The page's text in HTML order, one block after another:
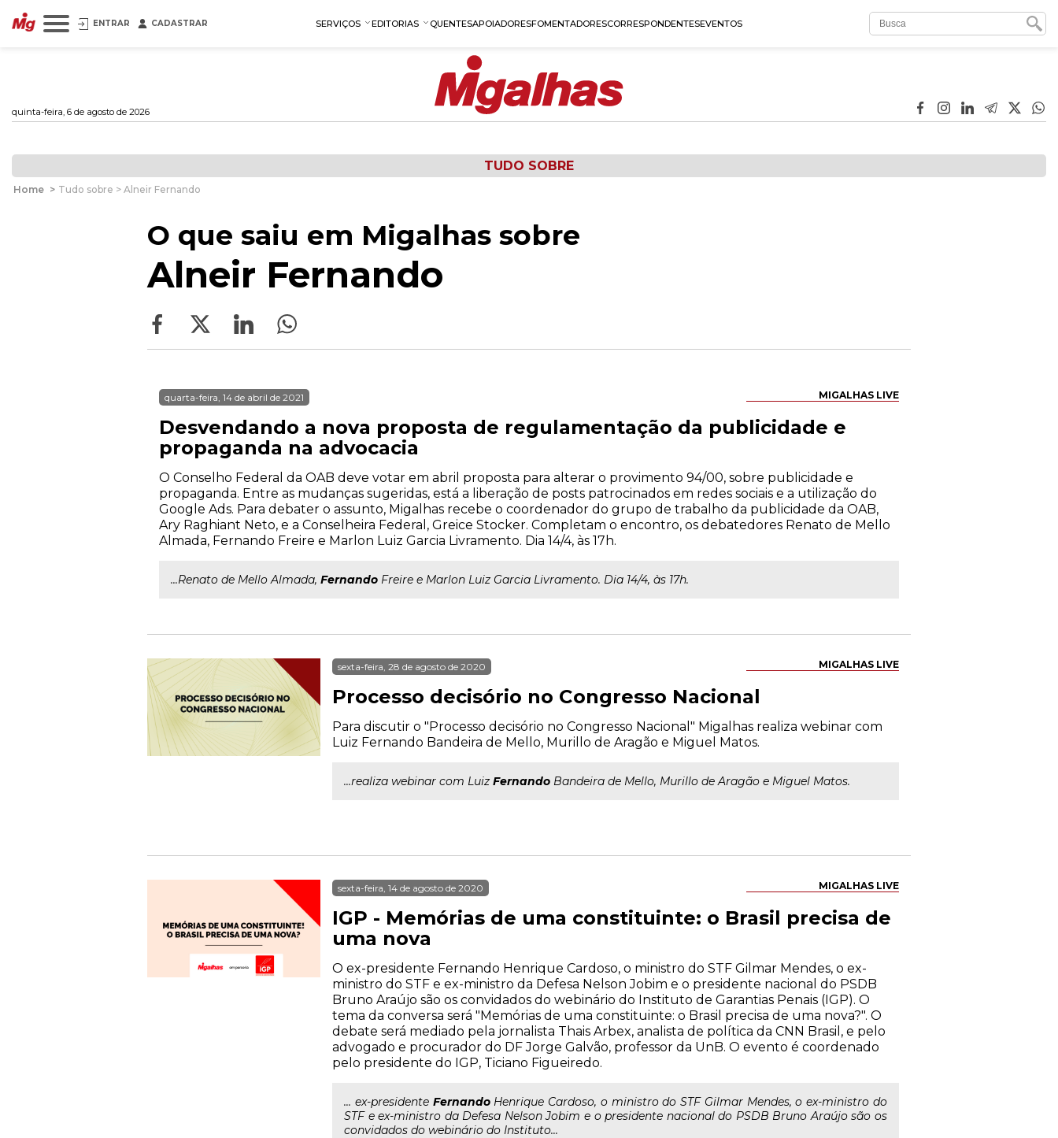
ENTRAR CADASTRAR SERVIÇOS EDITORIAS QUENTESAPOIADORESFOMENTADORESCORRESPONDENTESEVENTOS
quinta-feira, 6 de agosto de 2026
TUDO SOBRE
Home > Tudo sobre > Alneir Fernando
O que saiu em Migalhas sobre
Alneir Fernando
MIGALHAS LIVE
quarta-feira, 14 de abril de 2021
Desvendando a nova proposta de regulamentação da publicidade e
propaganda na advocacia
O Conselho Federal da OAB deve votar em abril proposta para alterar o provimento 94/00, sobre publicidade e
propaganda. Entre as mudanças sugeridas, está a liberação de posts patrocinados em redes sociais e a utilização do
Google Ads. Para debater o assunto, Migalhas recebe o coordenador do grupo de trabalho da publicidade da OAB,
Ary Raghiant Neto, e a Conselheira Federal, Greice Stocker. Completam o encontro, os debatedores Renato de Mello
Almada, Fernando Freire e Marlon Luiz Garcia Livramento. Dia 14/4, às 17h.
...Renato de Mello Almada, Fernando Freire e Marlon Luiz Garcia Livramento. Dia 14/4, às 17h.
MIGALHAS LIVE
sexta-feira, 28 de agosto de 2020
Processo decisório no Congresso Nacional
Para discutir o "Processo decisório no Congresso Nacional" Migalhas realiza webinar com
Luiz Fernando Bandeira de Mello, Murillo de Aragão e Miguel Matos.
...realiza webinar com LuizFernando Bandeira de Mello, Murillo de Aragão e Miguel Matos.
MIGALHAS LIVE
sexta-feira, 14 de agosto de 2020
IGP - Memórias de uma constituinte: o Brasil precisa de
uma nova
O ex-presidente Fernando Henrique Cardoso, o ministro do STF Gilmar Mendes, o ex-
ministro do STF e ex-ministro da Defesa Nelson Jobim e o presidente nacional do PSDB
Bruno Araújo são os convidados do webinário do Instituto de Garantias Penais (IGP). O
tema da conversa será "Memórias de uma constituinte: o Brasil precisa de uma nova?". O
debate será mediado pela jornalista Thais Arbex, analista de política da CNN Brasil, e pelo
advogado e procurador do DF Jorge Galvão, professor da UnB. O evento é coordenado
pelo presidente do IGP, Ticiano Figueiredo.
... ex-presidente FernandoHenrique Cardoso, o ministro do STF Gilmar Mendes, o ex-ministro do
STF e ex-ministro da Defesa Nelson Jobim e o presidente nacional do PSDB Bruno Araújo são os
convidados do webinário do Instituto...